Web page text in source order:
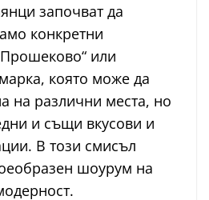
започват да
конкретни
или
която може да
на различни места, но
и същи вкусови и
В този смисъл
шоурум на